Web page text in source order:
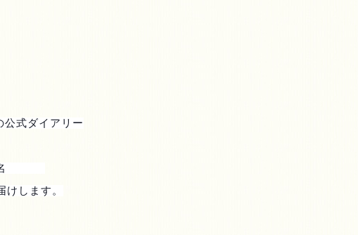
公式ダイアリー
します。